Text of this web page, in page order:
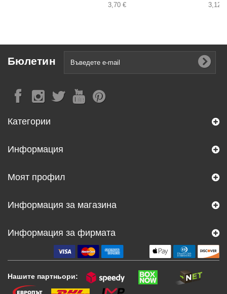
3,70 € 3,12 €
Бюлетин
Категории
Информация
Моят профил
Информация за магазина
Информация за фирмата
Нашите партньори: